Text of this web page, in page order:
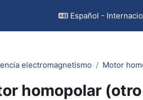
Español -
electromagnetismo Motor
homopolar